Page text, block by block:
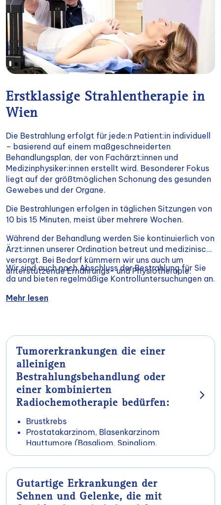
Erstklassige Strahlentherapie in
Wien
Die Bestrahlung erfolgt für jede:n Patient:in individuell
– basierend auf einem maßgeschneiderten
Behandlungsplan, der von Fachärzt:innen und
Medizinphysiker:innen erstellt wird. Besonderer Fokus
liegt auf der größtmöglichen Schonung des gesunden
Gewebes und der Organe.
Die Bestrahlungen erfolgen in täglichen Sitzungen von
10 bis 15 Minuten, meist über mehrere Wochen.
Während der Behandlung werden Sie kontinuierlich von
Ärzt:innen unserer Ordination betreut und medizinisch
versorgt. Bei Bedarf kümmern wir uns auch um
unterstützende Ernährungs- und Physiotherapie.
Wir sind auch nach Abschluss der Bestrahlung für Sie
da und bieten regelmäßige Kontrolluntersuchungen an.
Mehr lesen
Tumorerkrankungen die einer
alleinigen
Bestrahlungsbehandlung oder
einer kombinierten
Radiochemotherapie bedürfen:
Brustkrebs
Prostatakarzinom, Blasenkarzinom
Hauttumore (Basaliom, Spinaliom,
Merkelzellkarzinom, Melanom,
und Larynxkarzinom)
Lymphome, Plasmozytom, Hodgkin und
Gutartige Erkrankungen der
Sehnen und Gelenke, die mit